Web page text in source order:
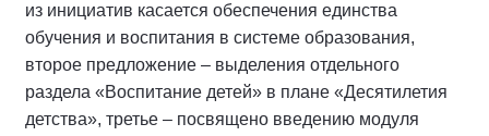
из инициатив касается обеспечения единства
обучения и воспитания в системе образования,
второе предложение – выделения отдельного
раздела «Воспитание детей» в плане «Десятилетия
детства», третье – посвящено введению модуля